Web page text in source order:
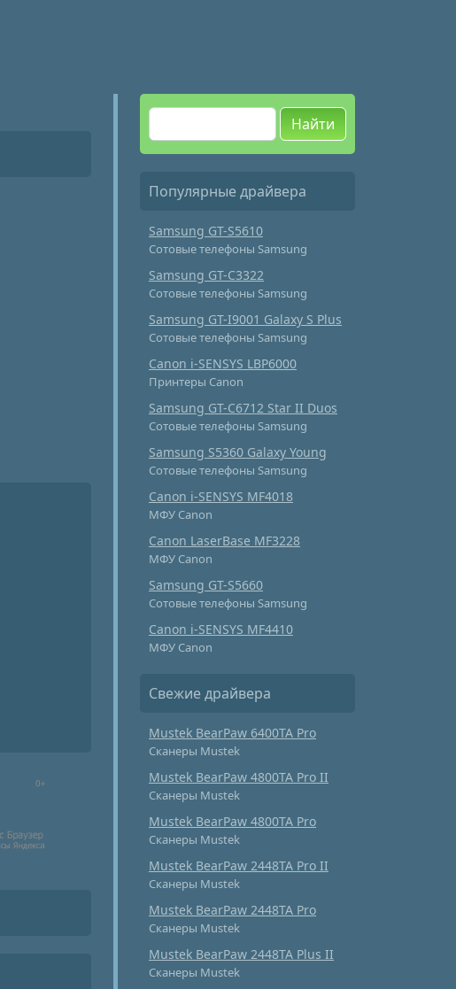
Найти
Популярные драйвера
Samsung GT-S5610
Сотовые телефоны Samsung
Samsung GT-C3322
Сотовые телефоны Samsung
Samsung GT-I9001 Galaxy S Plus
Сотовые телефоны Samsung
Canon i-SENSYS LBP6000
Принтеры Canon
Samsung GT-C6712 Star II Duos
Сотовые телефоны Samsung
Samsung S5360 Galaxy Young
Сотовые телефоны Samsung
Canon i-SENSYS MF4018
МФУ Canon
Canon LaserBase MF3228
МФУ Canon
Samsung GT-S5660
Сотовые телефоны Samsung
Canon i-SENSYS MF4410
МФУ Canon
Свежие драйвера
Mustek BearPaw 6400TA Pro
Сканеры Mustek
Mustek BearPaw 4800TA Pro II
Сканеры Mustek
Mustek BearPaw 4800TA Pro
Сканеры Mustek
Mustek BearPaw 2448TA Pro II
Сканеры Mustek
Mustek BearPaw 2448TA Pro
Сканеры Mustek
Mustek BearPaw 2448TA Plus II
Сканеры Mustek